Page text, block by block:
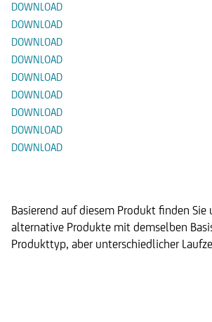
DOWNLOAD
DOWNLOAD
DOWNLOAD
DOWNLOAD
DOWNLOAD
DOWNLOAD
DOWNLOAD
DOWNLOAD
DOWNLOAD
Basierend auf diesem Produkt finden Sie
alternative Produkte mit demselben
Produkttyp, aber unterschiedlicher